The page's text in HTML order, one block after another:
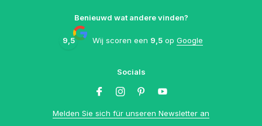
Benieuwd wat andere vinden?
9,5 Wij scoren een 9,5 op Google
Socials
Melden Sie sich für unseren Newsletter an